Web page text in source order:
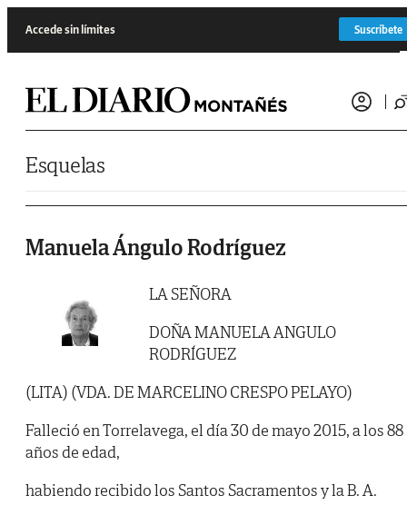
Accede sin límites Suscríbete
Esquelas
Manuela Ángulo Rodríguez
LA SEÑORA
DOÑA MANUELA ANGULO
RODRÍGUEZ
(LITA) (VDA. DE MARCELINO CRESPO PELAYO)
Falleció en Torrelavega, el día 30 de mayo 2015, a los 88
años de edad,
habiendo recibido los Santos Sacramentos y la B. A.